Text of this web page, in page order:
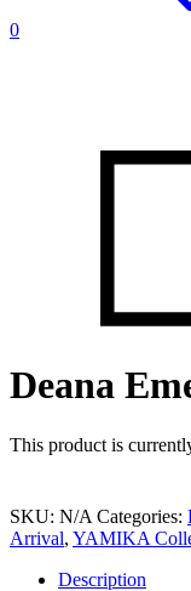
0
Deana
This product is
SKU: N/A Categories:
Arrival, YAMIKA
Description